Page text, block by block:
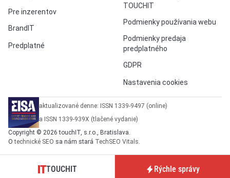
Pre inzerentov
BrandIT
Predplatné
TOUCHIT
Podmienky používania webu
Podmienky predaja
predplatného
GDPR
Nastavenia cookies
aktualizované denne: ISSN 1339-9497 (online)
a ISSN 1339-939X (tlačené vydanie)
Copyright © 2026 touchIT, s.r.o., Bratislava.
Otechnické SEO sa nám stará TechSEO Vitals.
TOUCHIT Rýchle správy